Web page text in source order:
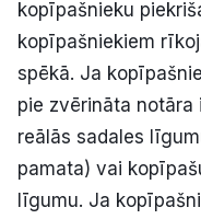
kopīpašnieku
kopīpašniekiem
spēkā. Ja
pie zvērināta notāra
reālās sadales
pamata) vai
līgumu. Ja